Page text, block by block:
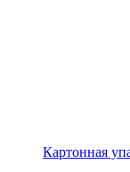
Картонная